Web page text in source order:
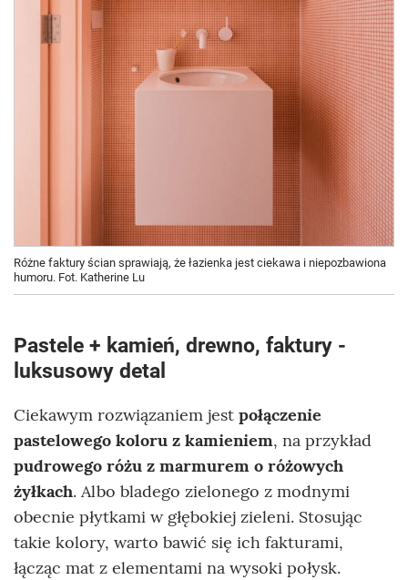
Różne faktury ścian sprawiają, że łazienka jest ciekawa i niepozbawiona
humoru. Fot. Katherine Lu
Pastele + kamień, drewno, faktury -
luksusowy detal
Ciekawym rozwiązaniem jest połączenie
pastelowego koloru z kamieniem, na przykład
pudrowego różu z marmurem o różowych
żyłkach. Albo bladego zielonego z modnymi
obecnie płytkami w głębokiej zieleni. Stosując
takie kolory, warto bawić się ich fakturami,
łącząc mat z elementami na wysoki połysk.